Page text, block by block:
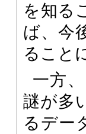
を知る
ば、今
ること
一方
謎が多
るデー